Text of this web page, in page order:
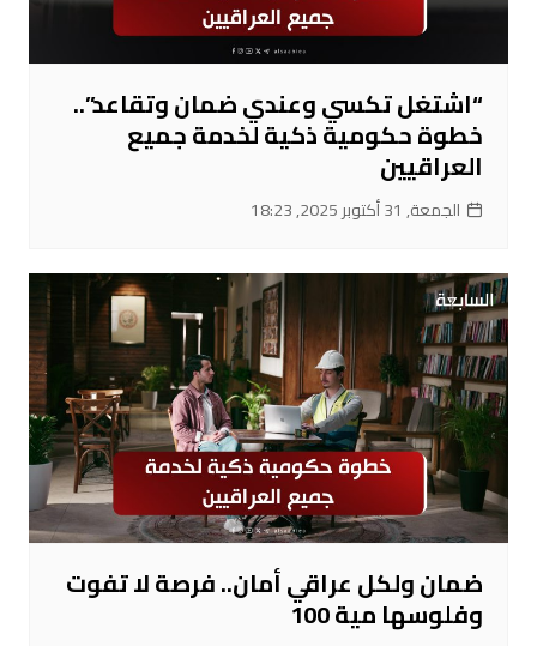
“اشتغل تكسي وعندي ضمان وتقاعد”..
خطوة حكومية ذكية لخدمة جميع
العراقيين
الجمعة, 31 أكتوبر 2025, 18:23
ضمان ولكل عراقي أمان.. فرصة لا تفوت
وفلوسها مية 100